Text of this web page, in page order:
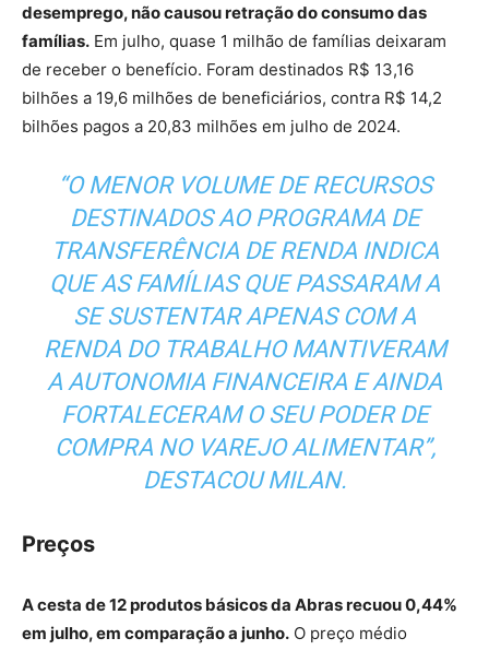
desemprego, não causou retração do consumo das
famílias. Em julho, quase 1 milhão de famílias deixaram
de receber o benefício. Foram destinados R$ 13,16
bilhões a 19,6 milhões de beneficiários, contra R$ 14,2
bilhões pagos a 20,83 milhões em julho de 2024.
“O MENOR VOLUME DE RECURSOS
DESTINADOS AO PROGRAMA DE
TRANSFERÊNCIA DE RENDA INDICA
QUE AS FAMÍLIAS QUE PASSARAM A
SE SUSTENTAR APENAS COM A
RENDA DO TRABALHO MANTIVERAM
A AUTONOMIA FINANCEIRA E AINDA
FORTALECERAM O SEU PODER DE
COMPRA NO VAREJO ALIMENTAR”,
DESTACOU MILAN.
Preços
A cesta de 12 produtos básicos da Abras recuou 0,44%
em julho, em comparação a junho. O preço médio